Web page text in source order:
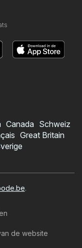
Canada Schweiz
Great Britain
.
de website